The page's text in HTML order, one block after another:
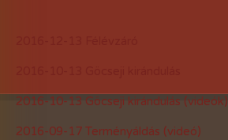
2016-10-13 Göcseji kirándulás (videók)
2016-09-17 Terményáldás (videó)